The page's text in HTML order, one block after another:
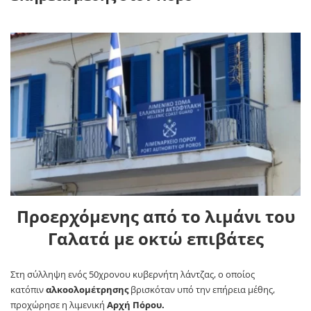
Προερχόμενης από το λιμάνι του
Γαλατά με οκτώ επιβάτες
Στη σύλληψη ενός 50χρονου κυβερνήτη λάντζας, ο οποίος
κατόπιναλκοολομέτρησηςβρισκόταν υπό την επήρεια μέθης,
προχώρησε η λιμενική Αρχή Πόρου.